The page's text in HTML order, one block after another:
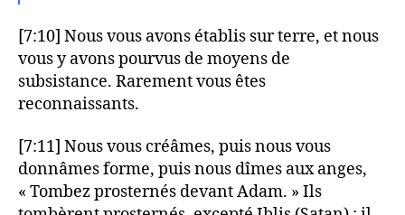
[7:10] Nous vous avons établis sur terre, et nous
vous y avons pourvus de moyens de
subsistance. Rarement vous êtes
reconnaissants.
[7:11] Nous vous créâmes, puis nous vous
donnâmes forme, puis nous dîmes aux anges,
« Tombez prosternés devant Adam. » Ils